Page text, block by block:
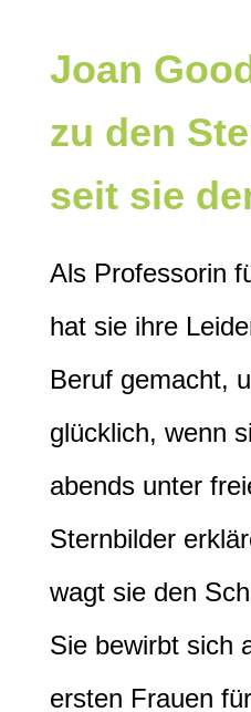
Joan
zu den
seit sie
Als Professorin
hat sie ihre
Beruf gemacht,
glücklich, wenn
abends unter
Sternbilder
wagt sie den
Sie bewirbt sich
ersten Frauen